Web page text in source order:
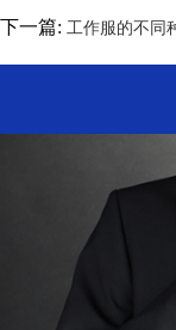
下一篇: 工作服的不同